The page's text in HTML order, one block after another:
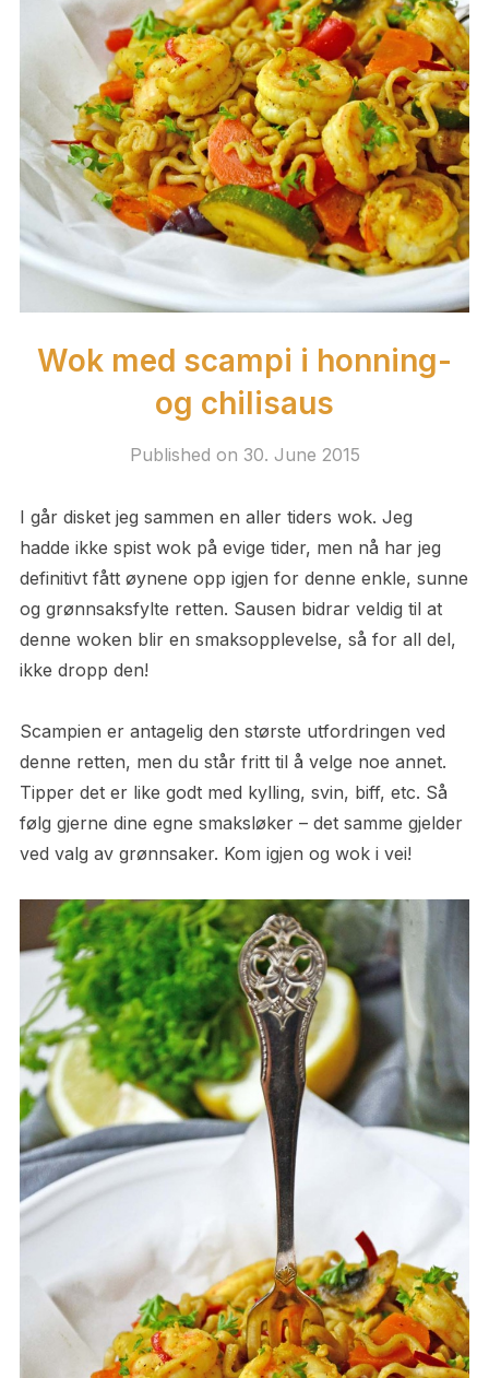
Wok med scampi i honning-
og chilisaus
Published on 30. June 2015
I går disket jeg sammen en aller tiders wok. Jeg
hadde ikke spist wok på evige tider, men nå har jeg
definitivt fått øynene opp igjen for denne enkle, sunne
og grønnsaksfylte retten. Sausen bidrar veldig til at
denne woken blir en smaksopplevelse, så for all del,
ikke dropp den!
Scampien er antagelig den største utfordringen ved
denne retten, men du står fritt til å velge noe annet.
Tipper det er like godt med kylling, svin, biff, etc. Så
følg gjerne dine egne smaksløker – det samme gjelder
ved valg av grønnsaker. Kom igjen og wok i vei!